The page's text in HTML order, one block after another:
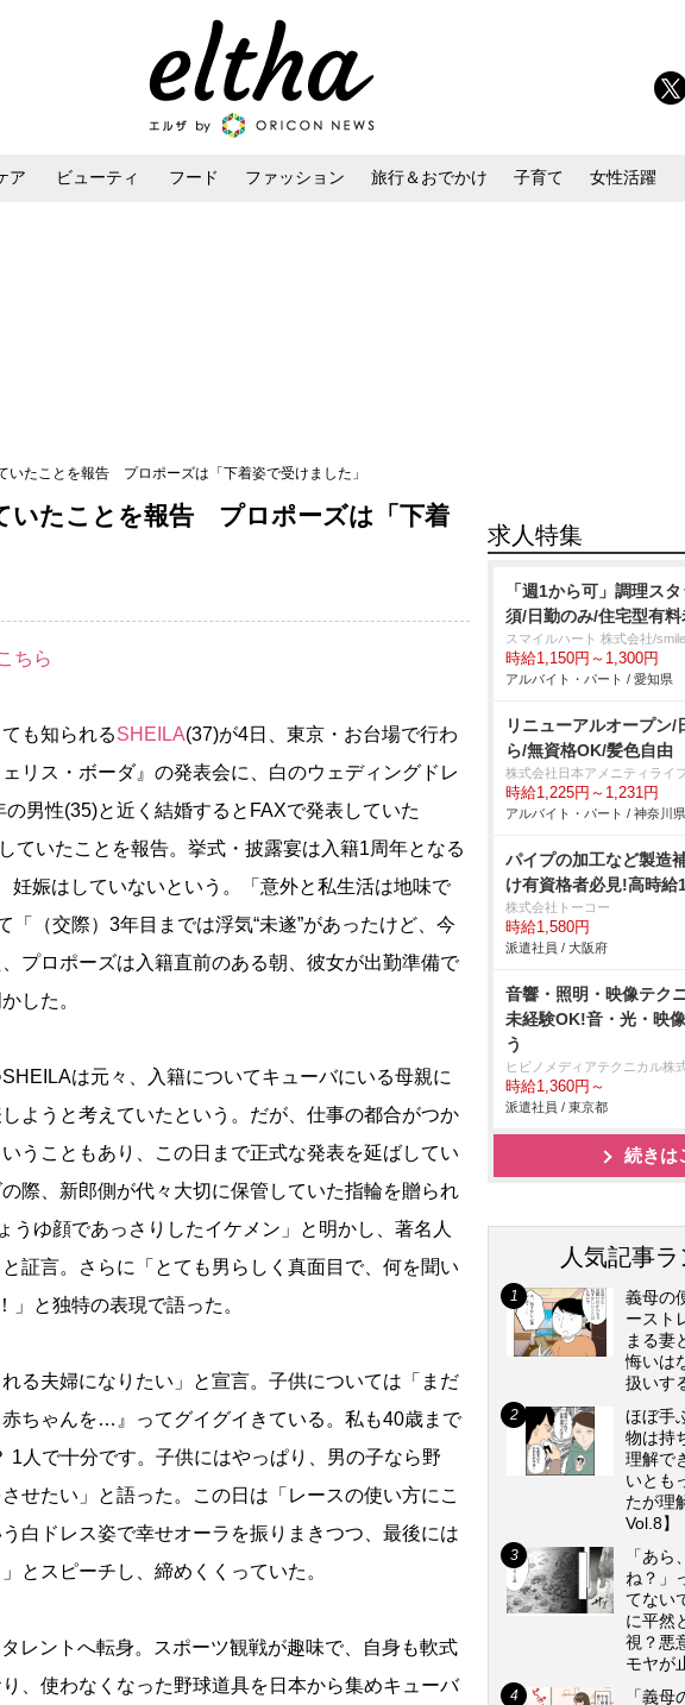
ア ビューティ フード ファッション 旅行＆おでかけ 子育て 女性活躍
いたことを報告 プロポーズは「下着姿で受けました」
いたことを報告 プロポーズは「下着
ちら
も知られるSHEILA(37)が4日、東京・お台場で行わ
リス・ボーダ』の発表会に、白のウェディングドレ
男性(35)と近く結婚するとFAXで発表していた
ていたことを報告。挙式・披露宴は入籍1周年となる
妊娠はしていないという。「意外と私生活は地味で
（交際）3年目までは浮気“未遂”があったけど、今
プロポーズは入籍直前のある朝、彼女が出勤準備で
した。
は元々、入籍についてキューバにいる母親に
ようと考えていたという。だが、仕事の都合がつか
うこともあり、この日まで正式な発表を延ばしてい
際、新郎側が代々大切に保管していた指輪を贈られ
うゆ顔であっさりしたイケメン」と明かし、著名人
証言。さらに「とても男らしく真面目で、何を聞い
」と独特の表現で語った。
る夫婦になりたい」と宣言。子供については「まだ
ちゃんを…』ってグイグイきている。私も40歳まで
1人で十分です。子供にはやっぱり、男の子なら野
せたい」と語った。この日は「レースの使い方にこ
白ドレス姿で幸せオーラを振りまきつつ、最後には
とスピーチし、締めくくっていた。
レントへ転身。スポーツ観戦が趣味で、自身も軟式
、使わなくなった野球道具を日本から集めキューバ
求人特集
「週1から可」調理ス
須/日勤のみ/住宅型有
スマイルハート 株式会社/
時給1,150円～1,300円
アルバイト・パート / 愛知県
リニューアルオープン/
ら/無資格OK/髪色自由
株式会社日本アメニティライ
時給1,225円～1,231円
アルバイト・パート / 神奈川県
パイプの加工など製造
け有資格者必見!高時給
株式会社トーコー
時給1,580円
派遣社員 / 大阪府
音響・照明・映像テク
未経験OK!音・光・映
う
ヒビノメディアテクニカル株
時給1,360円～
派遣社員 / 東京都
続きは
人気記事
義母の
ースト
まる妻
悔いは
扱いす
ほぼ手
物は持
理解で
いとも
たが理
Vol.8】
「あ
ね？」
てない
に平然
視？悪
モヤが
「義